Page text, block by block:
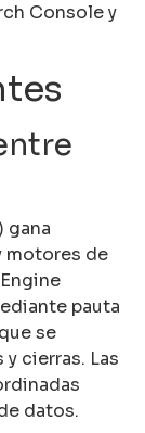
Console y
gana
motores de
pauta
se
cierras. Las
datos.